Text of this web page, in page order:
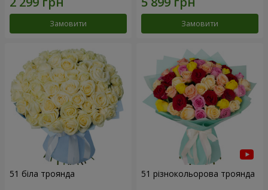
Замовити Замовити
51 біла троянда 51 різнокольорова троянда